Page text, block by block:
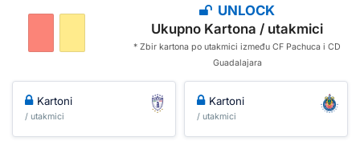
UNLOCK
Ukupno Kartona / utakmici
* Zbir kartona po utakmici između CF Pachuca i CD
Guadalajara
Kartoni
/ utakmici
Kartoni
/ utakmici